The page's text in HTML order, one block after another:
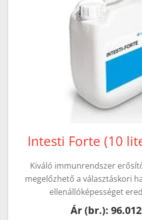
Intesti Forte (10
Kiváló immunrendszer
megelőzhető a választáskori
ellenállóképességet
Ár (br.):